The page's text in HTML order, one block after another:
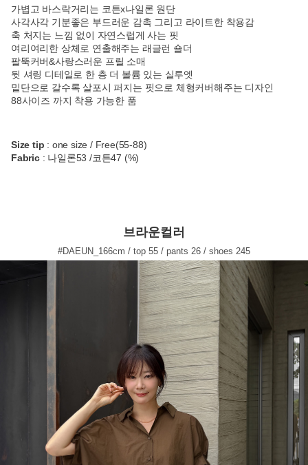
가볍고 바스락거리는 코튼x나일론 원단
사각사각 기분좋은 부드러운 감촉 그리고 라이트한 착용감
축 처지는 느낌 없이 자연스럽게 사는 핏
여리여리한 상체로 연출해주는 래글런 숄더
팔뚝커버&사랑스러운 프릴 소매
뒷 셔링 디테일로 한 층 더 볼륨 있는 실루엣
밑단으로 갈수록 살포시 퍼지는 핏으로 체형커버해주는 디자인
88사이즈 까지 착용 가능한 품
Size tip : one size / Free(55-88)
Fabric: 나일론53 /코튼47 (%)
브라운컬러
#DAEUN_166cm / top 55 / pants 26 / shoes 245